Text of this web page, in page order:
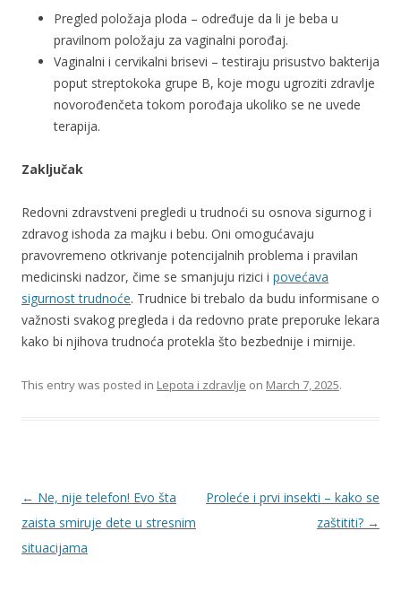
Pregled položaja ploda – određuje da li je beba u
pravilnom položaju za vaginalni porođaj.
Vaginalni i cervikalni brisevi – testiraju prisustvo bakterija
poput streptokoka grupe B, koje mogu ugroziti zdravlje
novorođenčeta tokom porođaja ukoliko se ne uvede
terapija.
Zaključak
Redovni zdravstveni pregledi u trudnoći su osnova sigurnog i
zdravog ishoda za majku i bebu. Oni omogućavaju
pravovremeno otkrivanje potencijalnih problema i pravilan
medicinski nadzor, čime se smanjuju rizici i povećava
sigurnost trudnoće. Trudnice bi trebalo da budu informisane o
važnosti svakog pregleda i da redovno prate preporuke lekara
kako bi njihova trudnoća protekla što bezbednije i mirnije.
This entry was posted in Lepota i zdravlje on March 7, 2025.
Post
navigation
← Ne, nije telefon! Evo šta
zaista smiruje dete u stresnim
situacijama
Proleće i prvi insekti – kako se
zaštititi? →